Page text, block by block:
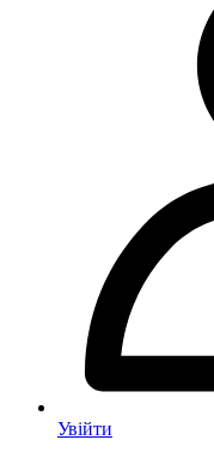
Увійти